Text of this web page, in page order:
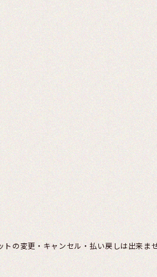
の変更・キャンセル・払い戻しは出来ま